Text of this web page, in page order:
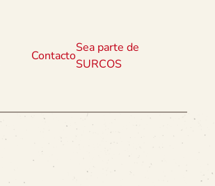
Contacto
Sea parte de
SURCOS